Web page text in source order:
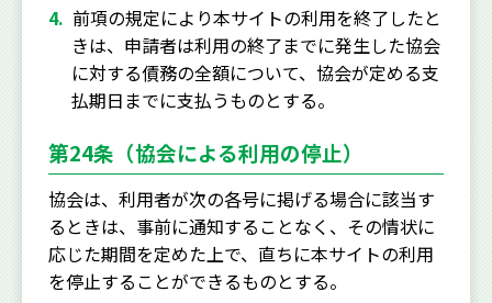
前項の規定により本サイトの利用を終了したと
きは、申請者は利用の終了までに発生した協会
に対する債務の全額について、協会が定める支
払期日までに支払うものとする。
第24条（協会による利用の停止）
協会は、利用者が次の各号に掲げる場合に該当す
るときは、事前に通知することなく、その情状に
応じた期間を定めた上で、直ちに本サイトの利用
を停止することができるものとする。